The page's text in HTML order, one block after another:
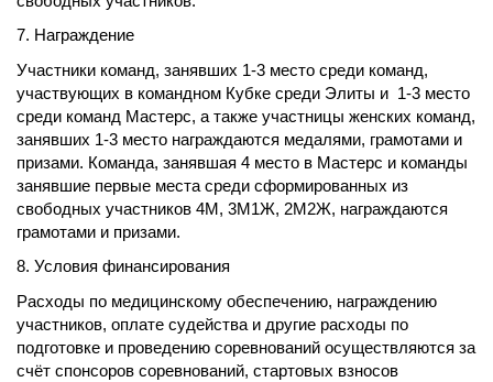
7. Награждение
Участники команд, занявших 1-3 место среди команд,
участвующих в командном Кубке среди Элиты и 1-3 место
среди команд Мастерс, а также участницы женских команд,
занявших 1-3 место награждаются медалями, грамотами и
призами. Команда, занявшая 4 место в Мастерс и команды
занявшие первые места среди сформированных из
свободных участников 4М, 3М1Ж, 2М2Ж, награждаются
грамотами и призами.
8. Условия финансирования
Расходы по медицинскому обеспечению, награждению
участников, оплате судейства и другие расходы по
подготовке и проведению соревнований осуществляются за
счёт спонсоров соревнований, стартовых взносов